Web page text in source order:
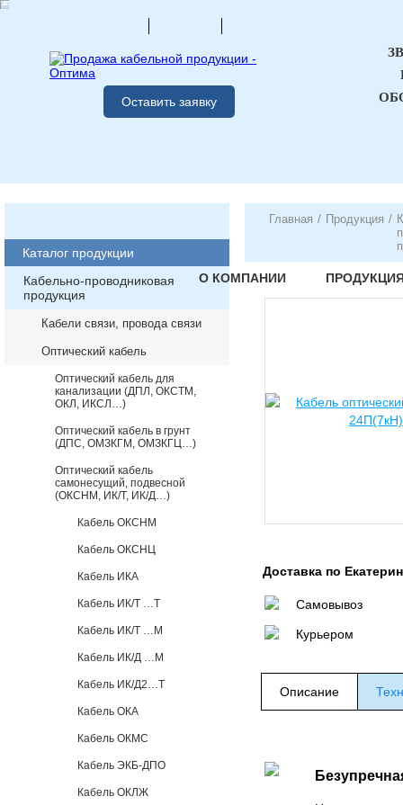
Оставить заявку
О КОМПАНИИ
Каталог продукции
Кабельно-проводниковая
продукция
Кабели связи, провода связи
Оптический кабель
Оптический кабель для
канализации (ДПЛ, ОКСТМ,
ОКЛ, ИКСЛ…)
Оптический кабель в грунт
(ДПС, ОМЗКГМ, ОМЗКГЦ…)
Оптический кабель
самонесущий, подвесной
(ОКСНМ, ИК/Т, ИК/Д…)
Кабель ОКСНМ
Кабель ОКСНЦ
Кабель ИКА
Кабель ИК/Т …Т
Кабель ИК/Т …М
Кабель ИК/Д …М
Кабель ИК/Д2…Т
Кабель ОКА
Кабель ОКМС
Кабель ЭКБ-ДПО
Кабель ОКЛЖ
Главная / Продукция /
Доставка по
Самовывоз
Курьером
Описание